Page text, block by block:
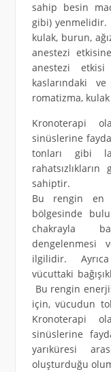
sahip besin
gibi) yenmelidir.
kulak, burun,
anestezi
anestezi
kaslarındaki
romatizma,
Kronoterapi
sinüslerine
tonları gibi
sahiptir.
Bu rengin en
bölgesinde
chakrayla
dengelenmesi
ilgilidir.
vücuttaki
Bu rengin
için, vücudun
Kronoterapi
sinüslerine
yarıküresi
oluşturduğu